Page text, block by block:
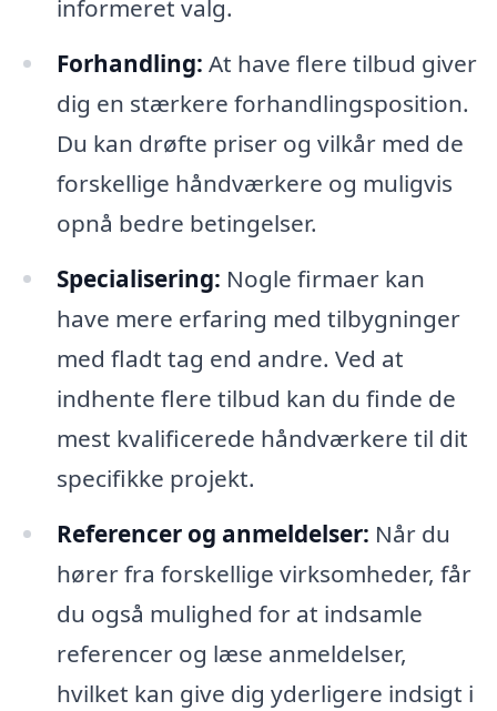
informeret valg.
Forhandling: At have flere tilbud giver
dig en stærkere forhandlingsposition.
Du kan drøfte priser og vilkår med de
forskellige håndværkere og muligvis
opnå bedre betingelser.
Specialisering: Nogle firmaer kan
have mere erfaring med tilbygninger
med fladt tag end andre. Ved at
indhente flere tilbud kan du finde de
mest kvalificerede håndværkere til dit
specifikke projekt.
Referencer og anmeldelser: Når du
hører fra forskellige virksomheder, får
du også mulighed for at indsamle
referencer og læse anmeldelser,
hvilket kan give dig yderligere indsigt i